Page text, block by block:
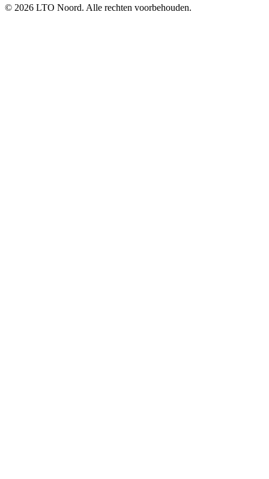
© 2026 LTO Noord. Alle rechten voorbehouden.